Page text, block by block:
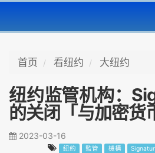
首页 看纽约 大纽约
纽约监管机构：
的关闭「与加密货
2023-03-16
紐約 監管 機構